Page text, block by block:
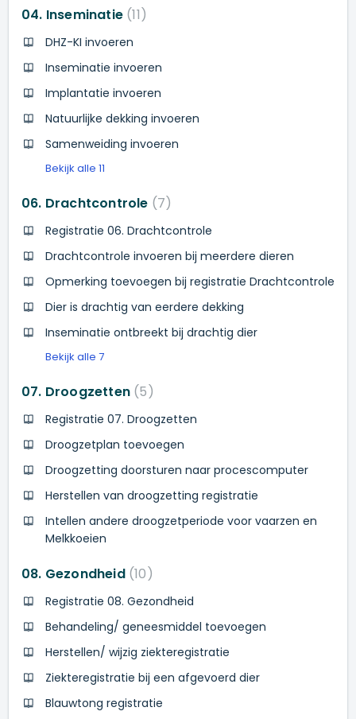
04. Inseminatie 11
DHZ-KI invoeren
Inseminatie invoeren
Implantatie invoeren
Natuurlijke dekking invoeren
Samenweiding invoeren
Bekijk alle 11
06. Drachtcontrole 7
Registratie 06. Drachtcontrole
Drachtcontrole invoeren bij meerdere dieren
Opmerking toevoegen bij registratie Drachtcontrole
Dier is drachtig van eerdere dekking
Inseminatie ontbreekt bij drachtig dier
Bekijk alle 7
07. Droogzetten 5
Registratie 07. Droogzetten
Droogzetplan toevoegen
Droogzetting doorsturen naar procescomputer
Herstellen van droogzetting registratie
Intellen andere droogzetperiode voor vaarzen en
Melkkoeien
08. Gezondheid 10
Registratie 08. Gezondheid
Behandeling/ geneesmiddel toevoegen
Herstellen/ wijzig ziekteregistratie
Ziekteregistratie bij een afgevoerd dier
Blauwtong registratie